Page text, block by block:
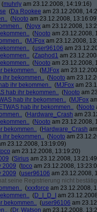
(muhrly am 23.12.2008, 14:19:16)
(Da Rookee am 23.12.2008,
(Nooto am 23.12.2008,
(Noyx am 23.12.2008,
(Nooto am 23.12.2008,
(MJFox am 23.12.2008,
(user96106 am
(Zaphod1 am
(Nooto am 23.12.2008,
bekommen.. (MJFox am
ihr bekommen.. (Nooto am
ihr bekommen.. (MJFox am
hab ihr bekommen.. (Nooto am
hab ihr bekommen.. (MJFox
hab ihr bekommen.. (Nooto
(Hardware_Crash am
(Nooto am 23.12.2008,
bekommen.. (Hardware_Crash
ihr bekommen.. (Nooto am
23.12.2008, 13:19:09)
am 23.12.2008, 13:19:20)
(Sirius am 23.12.2008,
2009 (toco am 23.12.2008,
2009 (user96106 am 23.12.2008,
seine Registrierung nicht
(xxxforce am 23.12.2008,
(D_I_D_I
am
bekommen.. (user96106 am
(Dr. Watson am 23.12.2008,